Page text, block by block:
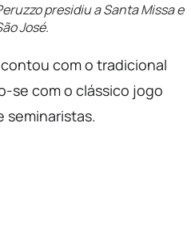
presidiu a Santa Missa e
José.
com o tradicional
se com o clássico jogo
seminaristas.